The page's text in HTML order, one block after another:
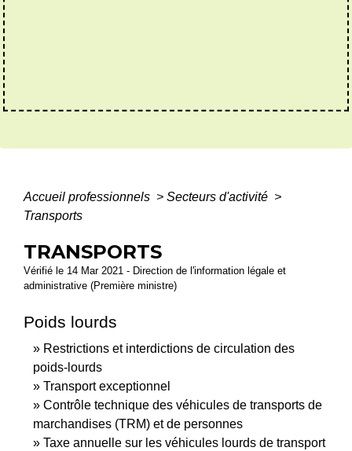
Accueil professionnels > Secteurs d'activité >
Transports
TRANSPORTS
Vérifié le 14 Mar 2021 - Direction de l'information légale et
administrative (Première ministre)
Poids lourds
Restrictions et interdictions de circulation des
poids-lourds
Transport exceptionnel
Contrôle technique des véhicules de transports de
marchandises (TRM) et de personnes
Taxe annuelle sur les véhicules lourds de transport